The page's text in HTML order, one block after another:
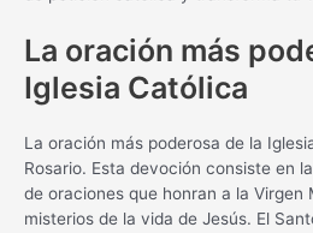
La oración más
Iglesia Católica
La oración más poderosa de la
Rosario. Esta devoción consiste en
de oraciones que honran a la Virgen
misterios de la vida de Jesús. El